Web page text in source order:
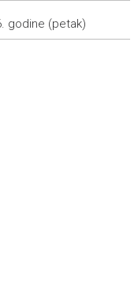
sastanak s
godine (petak)